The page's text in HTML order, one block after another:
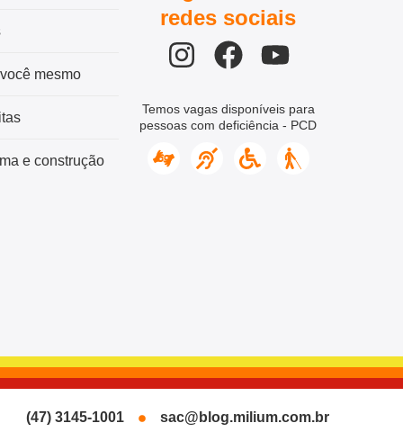
mesmo
e construção
redes sociais
Temos vagas disponíveis para
pessoas com deficiência - PCD
(47) 3145-1001 sac@blog.milium.com.br